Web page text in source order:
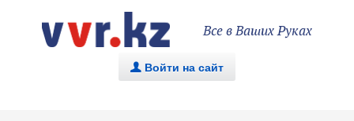
Все в Ваших Руках
. Войти на сайт